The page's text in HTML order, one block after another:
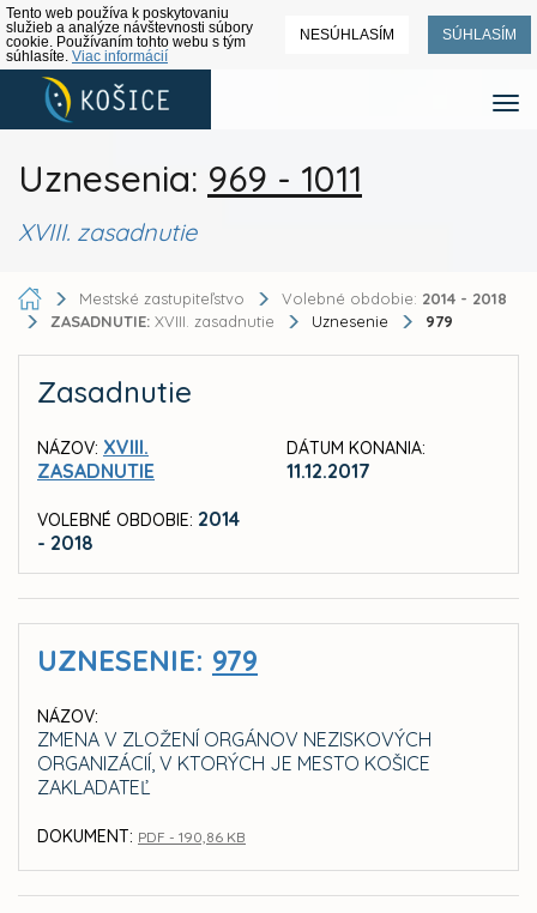
Tento web používa k poskytovaniu
služieb a analýze návštevnosti súbory
cookie. Používaním tohto webu s tým
súhlasíte. Viac informácií
NESÚHLASÍM SÚHLASÍM
Uznesenia: 969 - 1011
XVIII. zasadnutie
Mestské zastupiteľstvo Volebné obdobie: 2014 - 2018
ZASADNUTIE: XVIII. zasadnutie Uznesenie 979
Zasadnutie
NÁZOV: XVIII.
ZASADNUTIE
VOLEBNÉ OBDOBIE: 2014
- 2018
DÁTUM KONANIA:
11.12.2017
UZNESENIE: 979
NÁZOV:
ZMENA V ZLOŽENÍ ORGÁNOV NEZISKOVÝCH
ORGANIZÁCIÍ, V KTORÝCH JE MESTO KOŠICE
ZAKLADATEĽ
DOKUMENT: PDF - 190,86 KB